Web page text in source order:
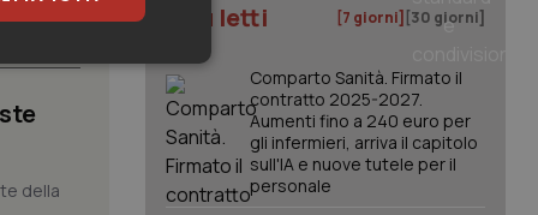
studi
della
I più letti [7 giorni] [30 giorni]
Comparto Sanità. Firmato il
contratto 2025-2027.
Aumenti fino a 240 euro per
gli infermieri, arriva il capitolo
sull'IA e nuove tutele per il
personale